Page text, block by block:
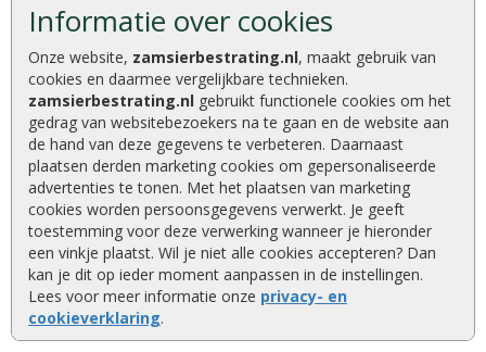
Informatie over cookies
Onze website, zamsierbestrating.nl, maakt gebruik van
cookies en daarmee vergelijkbare technieken.
zamsierbestrating.nl gebruikt functionele cookies om het
gedrag van websitebezoekers na te gaan en de website aan
de hand van deze gegevens te verbeteren. Daarnaast
plaatsen derden marketing cookies om gepersonaliseerde
advertenties te tonen. Met het plaatsen van marketing
cookies worden persoonsgegevens verwerkt. Je geeft
toestemming voor deze verwerking wanneer je hieronder
een vinkje plaatst. Wil je niet alle cookies accepteren? Dan
kan je dit op ieder moment aanpassen in de instellingen.
Lees voor meer informatie onze privacy- en
cookieverklaring.
Over ZAM
Showtuin en opslag
Vacatures
Bestellen en betalen
Klantbeoordelingen
Foto's en voorbeelden
Tuinaanleg
Wat u moet weten
Klachtenprocedure
Algemene voorwaarden
Betaalmethoden
Keurmerken